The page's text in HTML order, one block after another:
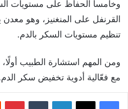
وخامسا الحفاظ على مستويات
القرنفل على المنغنيز، وهو
تنظيم مستويات السكر بالدم.
ومن المهم استشارة الطبيب أولًا،
مع فعّالية أدوية تخفيض سكر
لينكدإن